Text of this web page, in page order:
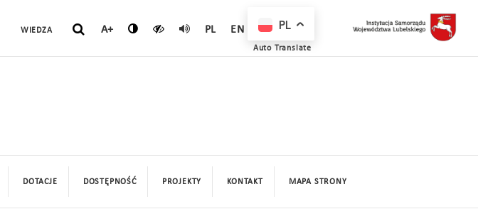
WIEDZA A+ PL EN
DOTACJE DOSTĘPNOŚĆ PROJEKTY KONTAKT MAPA STRONY
PL
Auto Translate